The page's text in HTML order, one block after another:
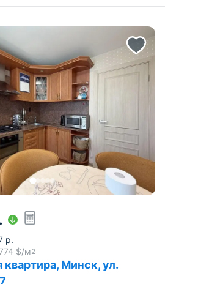
р.
$/м2
Минск, ул.